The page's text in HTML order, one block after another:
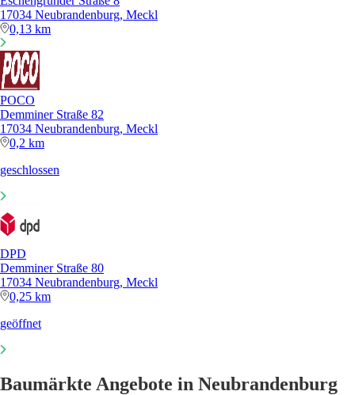
17034 Neubrandenburg, Meckl
0,13 km
POCO
Demminer Straße 82
17034 Neubrandenburg, Meckl
0,2 km
geschlossen
DPD
Demminer Straße 80
17034 Neubrandenburg, Meckl
0,25 km
geöffnet
Baumärkte Angebote in Neubrandenburg